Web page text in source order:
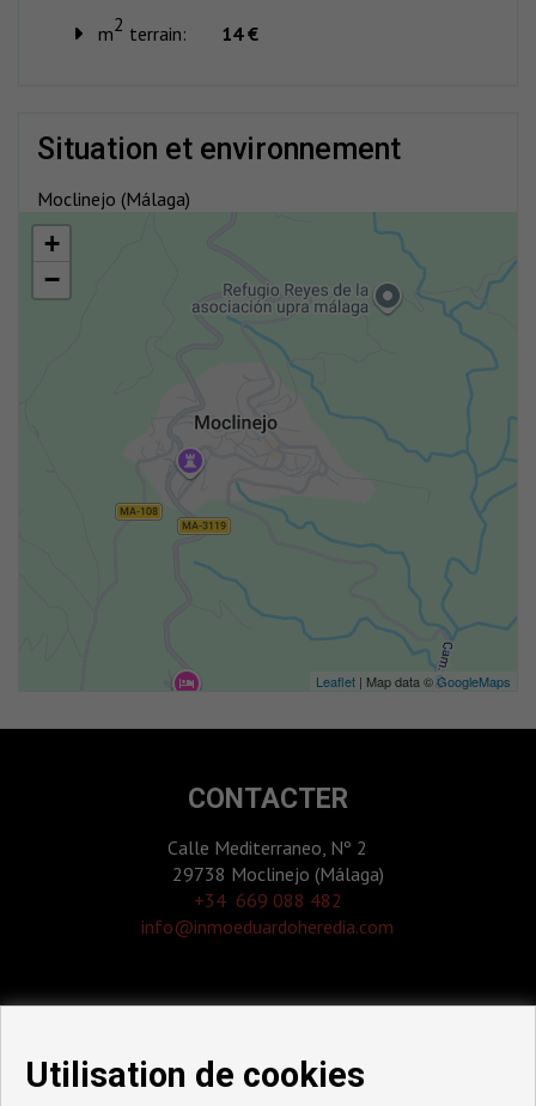
m2 terrain: 14 €
situation et environnement
Moclinejo (Málaga)
+
−
Leaflet | Map data ©GoogleMaps
CONTACTER
Calle Mediterraneo, Nº 2
29738 Moclinejo (Málaga)
‎+34 669 088 482
info@inmoeduardoheredia.com
Utilisation de cookies